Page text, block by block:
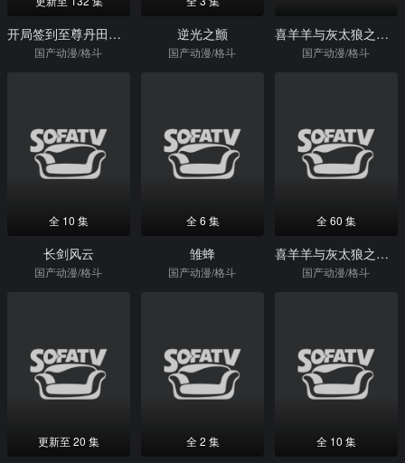
开局签到至尊丹田动态漫画
国产动漫/格斗
逆光之颤
国产动漫/格斗
喜羊羊与灰太狼之羊年喜羊羊(枪版)
国产动漫/格斗
全 10 集
长剑风云
国产动漫/格斗
全 6 集
雏蜂
国产动漫/格斗
全 60 集
喜羊羊与灰太狼之古古怪界有古怪
国产动漫/格斗
更新至 20 集 全 2 集 全 10 集